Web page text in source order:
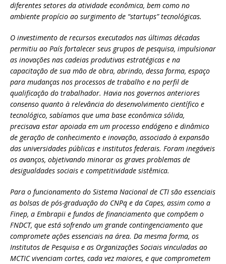
diferentes setores da atividade econômica, bem como no
ambiente propício ao surgimento de “startups” tecnológicas.
O investimento de recursos executados nas últimas décadas
permitiu ao País fortalecer seus grupos de pesquisa, impulsionar
as inovações nas cadeias produtivas estratégicas e na
capacitação de sua mão de obra, abrindo, dessa forma, espaço
para mudanças nos processos de trabalho e no perfil de
qualificação do trabalhador. Havia nos governos anteriores
consenso quanto à relevância do desenvolvimento científico e
tecnológico, sabíamos que uma base econômica sólida,
precisava estar apoiada em um processo endógeno e dinâmico
de geração de conhecimento e inovação, associado à expansão
das universidades públicas e institutos federais. Foram inegáveis
os avanços, objetivando minorar os graves problemas de
desigualdades sociais e competitividade sistêmica.
Para o funcionamento do Sistema Nacional de CTI são essenciais
as bolsas de pós-graduação do CNPq e da Capes, assim como a
Finep, a Embrapii e fundos de financiamento que compõem o
FNDCT, que está sofrendo um grande contingenciamento que
compromete ações essenciais na área. Da mesma forma, os
Institutos de Pesquisa e as Organizações Sociais vinculadas ao
MCTIC vivenciam cortes, cada vez maiores, e que comprometem